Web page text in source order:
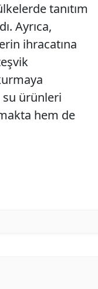
tanıtım
Ayrıca,
ihracatına
ürünleri
hem de